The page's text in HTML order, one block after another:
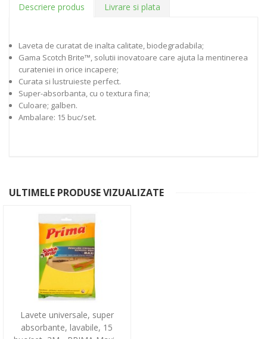
Descriere produs Livrare si plata
Laveta de curatat de inalta calitate, biodegradabila;
Gama Scotch Brite™, solutii inovatoare care ajuta la mentinerea
curateniei in orice incapere;
Curata si lustruieste perfect.
Super-absorbanta, cu o textura fina;
Culoare; galben.
Ambalare: 15 buc/set.
ULTIMELE PRODUSE VIZUALIZATE
Lavete universale, super
absorbante, lavabile, 15